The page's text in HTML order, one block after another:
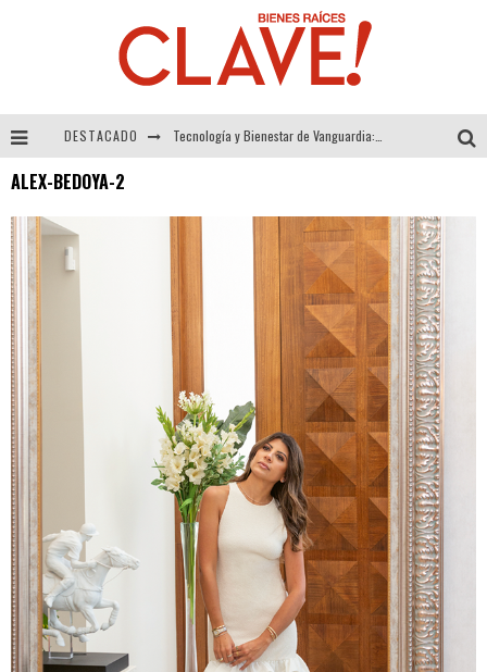
DESTACADO
Alexandra Bedoya – La Constancia detrás de La Paletería
ALEX-BEDOYA-2